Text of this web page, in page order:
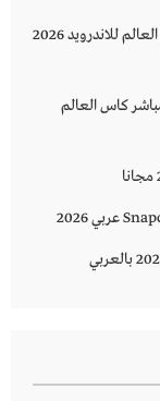
olrockt com موقع olrockt com لمشاهدة كاس العالم للاندرويد 2026
كاس العالم